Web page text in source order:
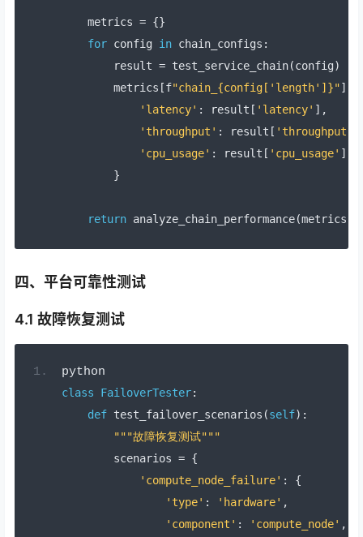
    metrics
= {}
for config in chain_configs :
        result
= test_service_chain(config)
        metrics
[f"chain_{config['length']}"]
'latency' : result [ 'latency' ],
'throughput' : result [ 'throughput'
'cpu_usage' : result [ 'cpu_usage' ]
}
return analyze_chain_performance(metrics
四、平台可靠性测试
4.1 故障恢复测试
python
class FailoverTester:
def test_failover_scenarios (self):
"""故障恢复测试"""
        scenarios
= {
'compute_node_failure' :
{
'type' : 'hardware' ,
'component' : 'compute_node' ,